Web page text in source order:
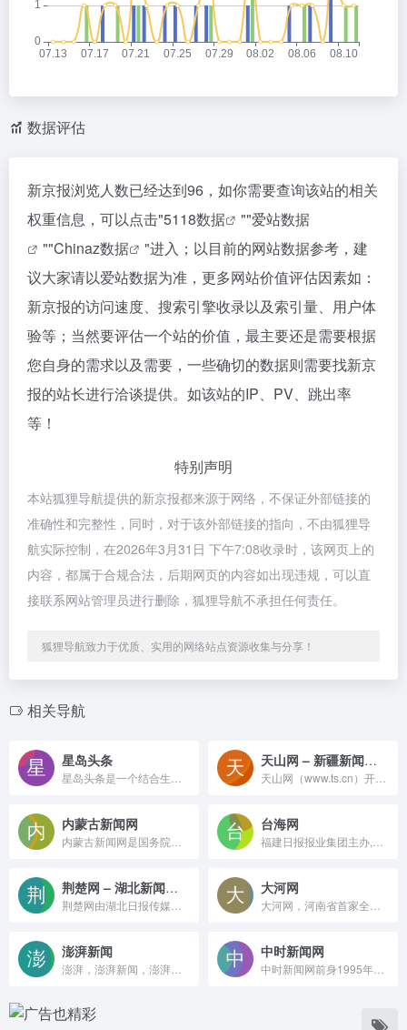
数据评估
新京报浏览人数已经达到96，如你需要查询该站的相关
权重信息，可以点击"5118数据 ""爱站数据
""Chinaz数据
"进入；以目前的网站数据参考，建
议大家请以爱站数据为准，更多网站价值评估因素如：
新京报的访问速度、搜索引擎收录以及索引量、用户体
验等；当然要评估一个站的价值，最主要还是需要根据
您自身的需求以及需要，一些确切的数据则需要找新京
报的站长进行洽谈提供。如该站的IP、PV、跳出率
等！
特别声明
本站狐狸导航提供的新京报都来源于网络，不保证外部链接的
准确性和完整性，同时，对于该外部链接的指向，不由狐狸导
航实际控制，在2026年3月31日 下午7:08收录时，该网页上的
内容，都属于合规合法，后期网页的内容如出现违规，可以直
接联系网站管理员进行删除，狐狸导航不承担任何责任。
狐狸导航致力于优质、实用的网络站点资源收集与分享！
相关导航
星岛头条 天山网 – 新疆新闻门户
内蒙古新闻网 台海网
荆楚网 – 湖北新闻门户 大河网
澎湃新闻 中时新闻网